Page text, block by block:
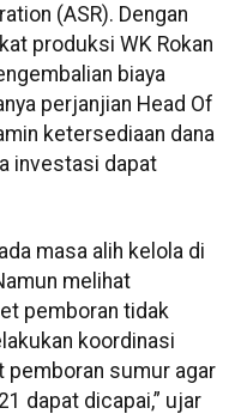
(ASR). Dengan
produksi WK Rokan
biaya
perjanjian Head Of
ketersediaan dana
investasi dapat
masa alih kelola di
melihat
pemboran tidak
koordinasi
pemboran sumur agar
dapat dicapai,” ujar